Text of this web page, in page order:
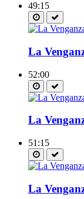
49:15
La
52:00
La
51:15
La